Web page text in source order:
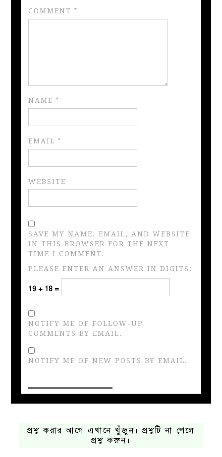
COMMENT*
NAME*
EMAIL*
WEBSITE
SAVE MY NAME, EMAIL, AND WEBSITE
IN THIS BROWSER FOR THE NEXT
TIME I COMMENT.
PLEASE ENTER AN ANSWER IN DIGITS:
19 + 18 =
NOTIFY ME OF FOLLOW-UP
COMMENTS BY EMAIL.
NOTIFY ME OF NEW POSTS BY EMAIL.
প্রশ্ন করার আগে এখানে খুঁজুন। প্রশ্নটি না পেলে
প্রশ্ন করুন।